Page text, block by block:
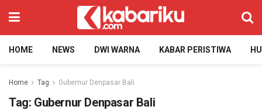
HOME NEWS DWI WARNA KABAR PERISTIWA
Home Tag Gubernur Denpasar Bali
Tag: Gubernur Denpasar Bali